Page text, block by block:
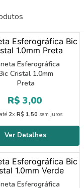
Esferográfica
Cristal 1.0mm
Preta
R$ 3,00
2x R$ 1,50 sem juros
Esferográfica